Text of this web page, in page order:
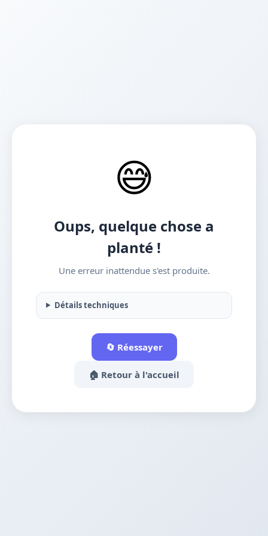
😅
Oups, quelque chose a
planté !
Une erreur inattendue s'est produite.
Détails techniques
🔄 Réessayer
🏠 Retour à l'accueil